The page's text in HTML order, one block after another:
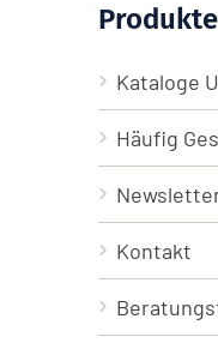
Produkte
Kataloge
Häufig
Kontakt